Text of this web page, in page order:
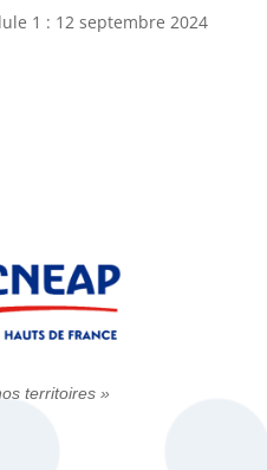
1 : 12 septembre 2024
territoires »